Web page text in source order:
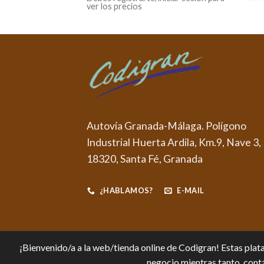
ver los precios
Autovía Granada-Málaga. Polígono
Industrial Huerta Ardila, Km.9, Nave 3,
18320, Santa Fé, Granada
¿HABLAMOS? E-MAIL
¡Bienvenido/a a la web/tienda online de Codigran! Estas